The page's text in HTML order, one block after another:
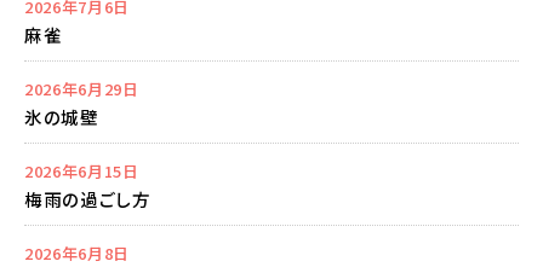
2026年7月6日
麻雀
2026年6月29日
氷の城壁
2026年6月15日
梅雨の過ごし方
2026年6月8日